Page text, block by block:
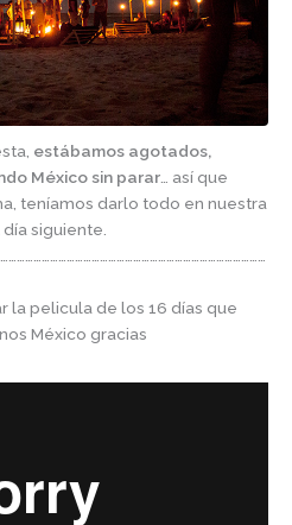
estábamos agotados,
México sin parar … así que
teníamos darlo todo en nuestra
siguiente.
la pelicula de los 16 días que
México gracias